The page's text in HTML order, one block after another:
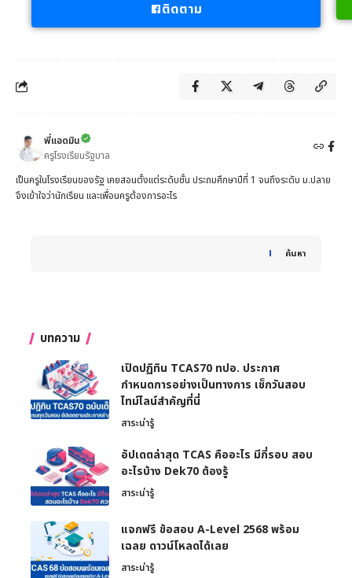
ติดตาม
พี่แอดมิน
ครูโรงเรียนรัฐบาล
เป็นครูในโรงเรียนของรัฐ เคยสอนตั้งแต่ระดับชั้น ประถมศึกษาปีที่ 1 จนถึงระดับ ม.ปลาย
จึงเข้าใจว่านักเรียน และเพื่อนครูต้องการอะไร
ค้นหา
When autocomplete results are available use up and
บทความ
เปิดปฏิทิน TCAS70 ทปอ. ประกาศ
กำหนดการอย่างเป็นทางการ เช็กวันสอบ
ไทม์ไลน์สำคัญที่นี่
สาระน่ารู้
อัปเดตล่าสุด TCAS คืออะไร มีกี่รอบ สอบ
อะไรบ้าง Dek70 ต้องรู้
สาระน่ารู้
แจกฟรี ข้อสอบ A-Level 2568 พร้อม
เฉลย ดาวน์โหลดได้เลย
สาระน่ารู้